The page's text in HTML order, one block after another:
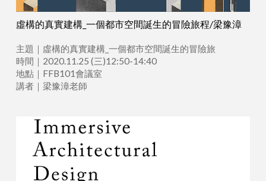
虛構的真實建構_一個都市空間誕生的冒險旅程/梁豫漳
主題｜虛構的真實建構_一個都市空間誕生的冒險旅
時間｜2020.11.25 (三)12:50-14:40
地點｜FFB101會議室
講者｜梁豫漳老師